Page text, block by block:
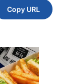
Copy URL